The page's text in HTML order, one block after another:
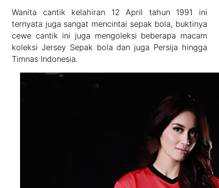
Wanita cantik kelahiran 12 April tahun 1991 ini
ternyata juga sangat mencintai sepak bola, buktinya
cewe cantik ini juga mengoleksi beberapa macam
koleksi Jersey Sepak bola dan juga Persija hingga
Timnas Indonesia.